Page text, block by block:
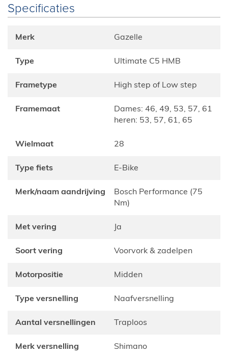
Specificaties
Merk Gazelle
Type Ultimate C5 HMB
Frametype High step of Low step
Framemaat
dames: 46, 49, 53, 57, 61
heren: 53, 57, 61, 65
Wielmaat 28
Type fiets E-Bike
Merk/naam aandrijving
Bosch Performance (75
Nm)
Met vering Ja
Soort vering voorvork & zadelpen
Motorpositie Midden
Type versnelling Naafversnelling
Aantal versnellingen Traploos
Merk versnelling Shimano